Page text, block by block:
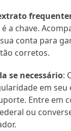
é a chave.
conta para
corretos.
se necessário:
em seu
Entre em
ou